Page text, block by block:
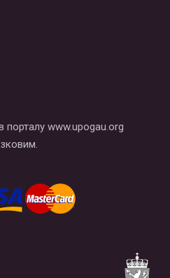
порталу www.upogau.org